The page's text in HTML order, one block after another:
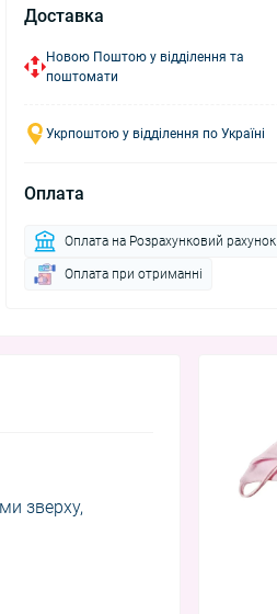
Доставка
Новою Поштою у відділення та
поштомати
Укрпоштою у відділення по Україні
Оплата
Оплата на Розрахунковий рахунок
Оплата при отриманні
зверху,